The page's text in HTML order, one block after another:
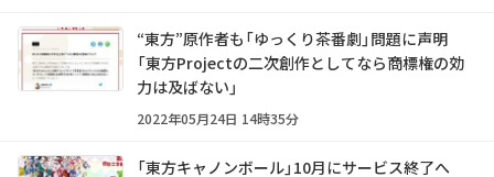
“東方”原作者も「ゆっくり茶番劇」問題に声明
「東方Projectの二次創作としてなら商標権の効
力は及ばない」
2022年05月24日 14時35分
「東方キャノンボール」10月にサービス終了へ